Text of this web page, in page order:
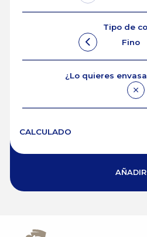
Tipo de
Fino
¿Lo quieres
CALCULADO
AÑADIR